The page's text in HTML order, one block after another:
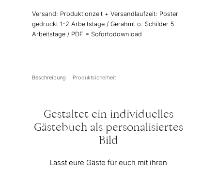
Versand: Produktionzeit + Versandlaufzeit: Poster
gedruckt 1-2 Arbeitstage / Gerahmt o. Schilder 5
Arbeitstage / PDF = Sofortodownload
Beschreibung Produktsicherheit
Gestaltet ein individuelles
Gästebuch als personalisiertes
Bild
Lasst eure Gäste für euch mit ihren